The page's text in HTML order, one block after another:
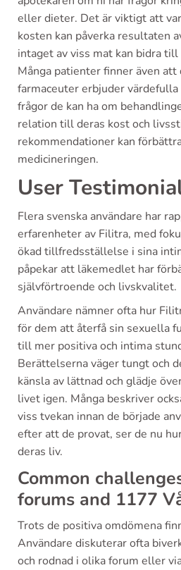
eller dieter. Det är viktigt att
kosten kan påverka resultaten
intaget av viss mat kan bidra
Många patienter finner även
farmaceuter erbjuder
frågor de kan ha om
relation till deras kost och
rekommendationer kan
medicineringen.
User
Flera svenska användare har
erfarenheter av Filitra, med
ökad tillfredsställelse i sina
påpekar att läkemedlet har
självförtroende och livskvalitet.
Användare nämner ofta hur
för dem att återfå sin sexuella
till mer positiva och intima
Berättelserna väger tungt och
känsla av lättnad och glädje
livet igen. Många beskriver
viss tvekan innan de började
efter att de provat, ser de nu
deras liv.
Common
forums and 1177
Trots de positiva omdömena
Användare diskuterar ofta
och rodnad i olika forum eller